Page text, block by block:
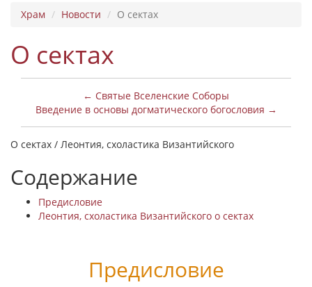
Храм Новости О сектах
О сектах
← Святые Вселенские Соборы
Введение в основы догматического богословия →
О сектах / Леонтия, схоластика Византийского
Содержание
Предисловие
Леонтия, схоластика Византийского о сектах
Предисловие